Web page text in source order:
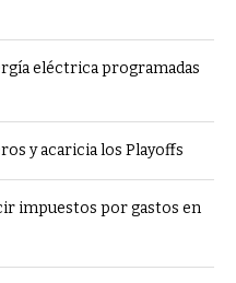
eléctrica programadas
y acaricia los Playoffs
impuestos por gastos en